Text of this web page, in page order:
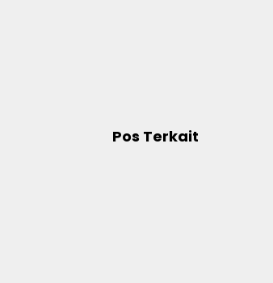
Pos Terkait